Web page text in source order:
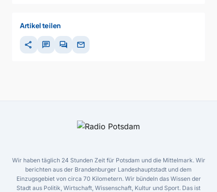
Artikel teilen
share chat forum mail
Wir haben täglich 24 Stunden Zeit für Potsdam und die Mittelmark. Wir
berichten aus der Brandenburger Landeshauptstadt und dem
Einzugsgebiet von circa 70 Kilometern. Wir bündeln das Wissen der
Stadt aus Politik, Wirtschaft, Wissenschaft, Kultur und Sport. Das ist